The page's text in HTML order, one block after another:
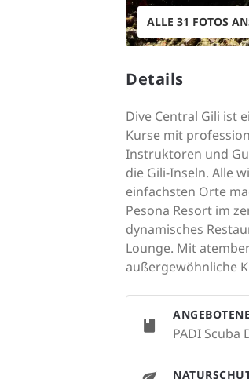
ALLE 31 FOTOS
Details
Dive Central Gili ist
Kurse mit
Instruktoren und
die Gili-Inseln. Alle
einfachsten Orte
Pesona Resort im
dynamisches
Lounge. Mit
außergewöhnliche
PADI Scuba